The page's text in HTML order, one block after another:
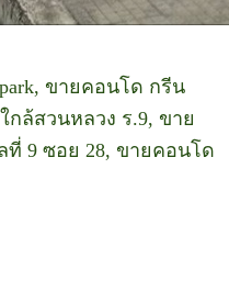
ขายคอนโด กรีน
กล้สวนหลวง ร.9, ขาย
ที่ 9 ซอย 28, ขายคอนโด